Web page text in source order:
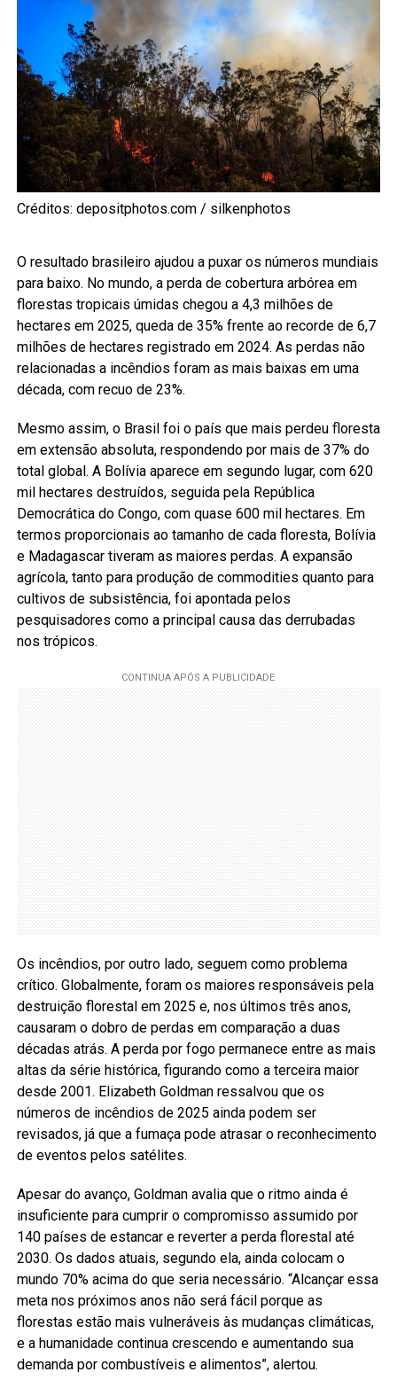
Créditos: depositphotos.com / silkenphotos
O resultado brasileiro ajudou a puxar os números mundiais
para baixo. No mundo, a perda de cobertura arbórea em
florestas tropicais úmidas chegou a 4,3 milhões de
hectares em 2025, queda de 35% frente ao recorde de 6,7
milhões de hectares registrado em 2024. As perdas não
relacionadas a incêndios foram as mais baixas em uma
década, com recuo de 23%.
Mesmo assim, o Brasil foi o país que mais perdeu floresta
em extensão absoluta, respondendo por mais de 37% do
total global. A Bolívia aparece em segundo lugar, com 620
mil hectares destruídos, seguida pela República
Democrática do Congo, com quase 600 mil hectares. Em
termos proporcionais ao tamanho de cada floresta, Bolívia
e Madagascar tiveram as maiores perdas. A expansão
agrícola, tanto para produção de commodities quanto para
cultivos de subsistência, foi apontada pelos
pesquisadores como a principal causa das derrubadas
nos trópicos.
Os incêndios, por outro lado, seguem como problema
crítico. Globalmente, foram os maiores responsáveis pela
destruição florestal em 2025 e, nos últimos três anos,
causaram o dobro de perdas em comparação a duas
décadas atrás. A perda por fogo permanece entre as mais
altas da série histórica, figurando como a terceira maior
desde 2001. Elizabeth Goldman ressalvou que os
números de incêndios de 2025 ainda podem ser
revisados, já que a fumaça pode atrasar o reconhecimento
de eventos pelos satélites.
Apesar do avanço, Goldman avalia que o ritmo ainda é
insuficiente para cumprir o compromisso assumido por
140 países de estancar e reverter a perda florestal até
2030. Os dados atuais, segundo ela, ainda colocam o
mundo 70% acima do que seria necessário. “Alcançar essa
meta nos próximos anos não será fácil porque as
florestas estão mais vulneráveis às mudanças climáticas,
e a humanidade continua crescendo e aumentando sua
demanda por combustíveis e alimentos”, alertou.